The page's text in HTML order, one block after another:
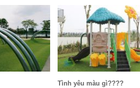
Tình yêu màu gì????